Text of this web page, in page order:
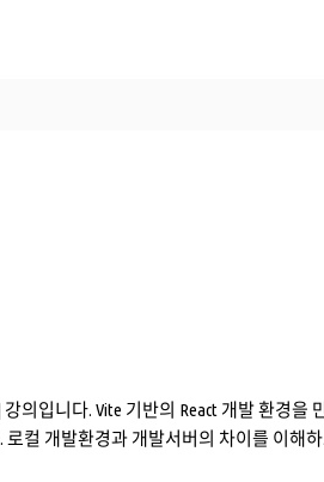
의입니다. Vite 기반의 React 개발 환경을
컬 개발환경과 개발서버의 차이를 이해